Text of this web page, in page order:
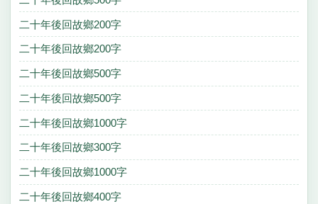
二十年後回故鄉200字
二十年後回故鄉200字
二十年後回故鄉500字
二十年後回故鄉500字
二十年後回故鄉1000字
二十年後回故鄉300字
二十年後回故鄉1000字
二十年後回故鄉400字